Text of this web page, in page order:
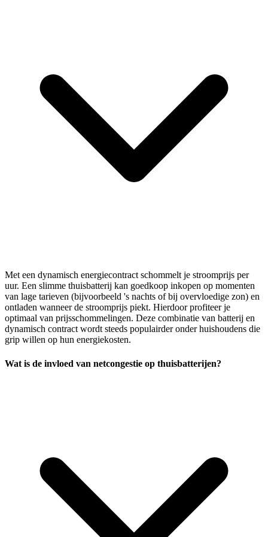
Met een dynamisch energiecontract schommelt je stroomprijs per
uur. Een slimme thuisbatterij kan goedkoop inkopen op momenten
van lage tarieven (bijvoorbeeld 's nachts of bij overvloedige zon) en
ontladen wanneer de stroomprijs piekt. Hierdoor profiteer je
optimaal van prijsschommelingen. Deze combinatie van batterij en
dynamisch contract wordt steeds populairder onder huishoudens die
grip willen op hun energiekosten.
Wat is de invloed van netcongestie op thuisbatterijen?